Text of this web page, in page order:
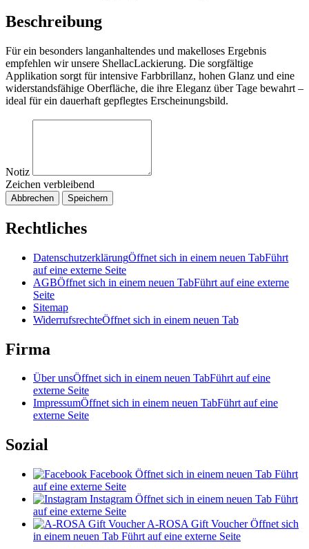
Beschreibung
Für ein besonders langanhaltendes und makelloses Ergebnis
empfehlen wir unsere ShellacLackierung. Die sorgfältige
Applikation sorgt für intensive Farbbrillanz, hohen Glanz und eine
widerstandsfähige Oberfläche, die ihre Eleganz über Tage bewahrt –
ideal für ein dauerhaft gepflegtes Erscheinungsbild.
Notiz
Zeichen verbleibend
Abbrechen Speichern
Rechtliches
DatenschutzerklärungÖffnet sich in einem neuen TabFührt
auf eine externe Seite
AGBÖffnet sich in einem neuen TabFührt auf eine externe
Seite
Sitemap
WiderrufsrechteÖffnet sich in einem neuen Tab
Firma
Über unsÖffnet sich in einem neuen TabFührt auf eine
externe Seite
ImpressumÖffnet sich in einem neuen TabFührt auf eine
externe Seite
Sozial
Facebook Öffnet sich in einem neuen Tab Führt
auf eine externe Seite
Instagram Öffnet sich in einem neuen Tab Führt
auf eine externe Seite
A-ROSA Gift Voucher Öffnet sich
in einem neuen Tab Führt auf eine externe Seite